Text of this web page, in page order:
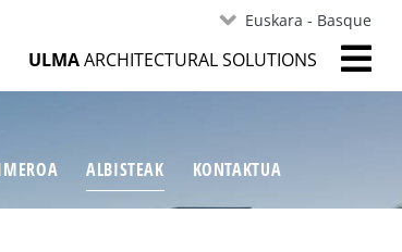
Euskara - Basque
ULMAARCHITECTURAL SOLUTIONS
ALBISTEAK KONTAKTUA